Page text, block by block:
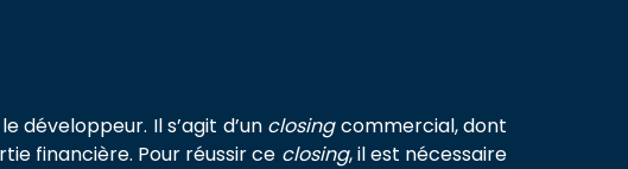
Il s’agit d’un closingcommercial, dont
financière. Pour réussir ce closing, il est nécessaire